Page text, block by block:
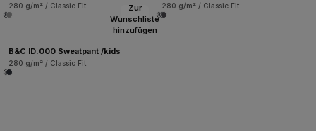
280 g/m² / Classic Fit 280 g/m² / Classic Fit
Zur
Wunschliste
hinzufügen
B&C ID.000 Sweatpant /kids
280 g/m² / Classic Fit